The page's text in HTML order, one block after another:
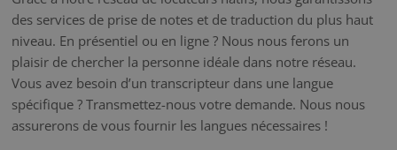
des services de prise de notes et de traduction du plus haut
niveau. En présentiel ou en ligne ? Nous nous ferons un
plaisir de chercher la personne idéale dans notre réseau.
Vous avez besoin d’un transcripteur dans une langue
spécifique ? Transmettez-nous votre demande. Nous nous
assurerons de vous fournir les langues nécessaires !